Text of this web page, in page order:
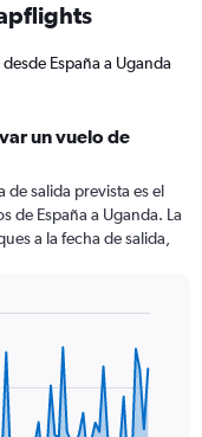
España a Uganda
un vuelo de
de salida prevista es el
de España a Uganda. La
a la fecha de salida,